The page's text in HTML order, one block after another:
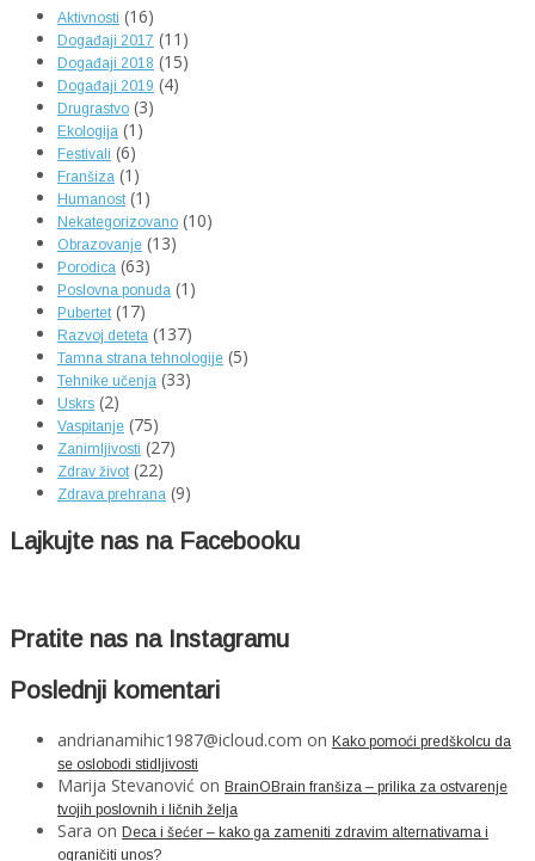
Aktivnosti (16)
Događaji 2017 (11)
Događaji 2018 (15)
Događaji 2019 (4)
Drugrastvo (3)
Ekologija (1)
Festivali (6)
Franšiza (1)
Humanost(1)
Nekategorizovano (10)
Obrazovanje (13)
Porodica (63)
Poslovna ponuda (1)
Pubertet(17)
Razvoj deteta (137)
Tamna strana tehnologije (5)
Tehnike učenja (33)
Uskrs (2)
Vaspitanje (75)
Zanimljivosti (27)
Zdrav život(22)
Zdrava prehrana (9)
Lajkujte nas na Facebooku
Pratite nas na Instagramu
Poslednji komentari
andrianamihic1987@icloud.com on Kako pomoći predškolcu da
se oslobodi stidljivosti
Marija Stevanović on BrainOBrain franšiza – prilika za ostvarenje
tvojih poslovnih i ličnih želja
Sara on Deca i šećer – kako ga zameniti zdravim alternativama i
ograničiti unos?